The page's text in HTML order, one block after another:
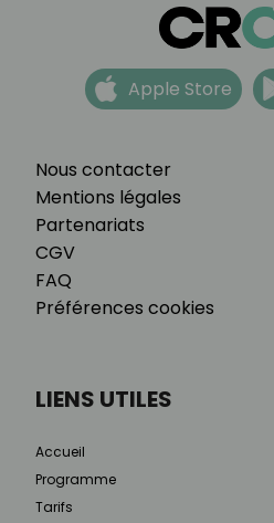
Nous contacter
Mentions légales
Partenariats
CGV
FAQ
Préférences cookies
Apple Store
LIENS UTILES
Accueil
Programme
Tarifs